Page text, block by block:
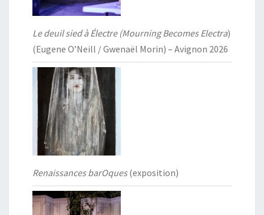
Le deuil sied à Électre (Mourning Becomes Electra)
(Eugene O’Neill / Gwenaël Morin) – Avignon 2026
Renaissances barOques(exposition)